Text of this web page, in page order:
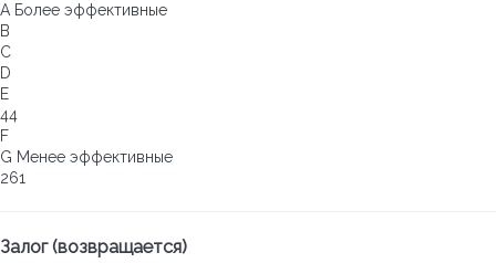
A Более эффективные
B
C
D
E
44
F
G Менее эффективные
261
Залог (возвращается)